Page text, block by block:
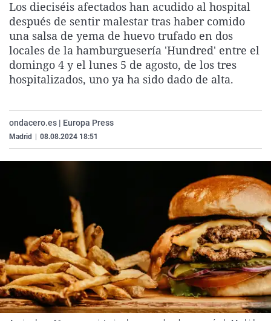
La rosa de los vientos
Gente viajera
Como el perro y el
Caso
Retornados
Equipo de
Operación Viuda
Extremadura
Galicia
La Rioja
Navarra
Virales
Televisión
Elecciones
Los dieciséis afectados han acudido al hospital
después de sentir malestar tras haber comido
una salsa de yema de huevo trufado en dos
locales de la hamburguesería 'Hundred' entre el
domingo 4 y el lunes 5 de agosto, de los tres
hospitalizados, uno ya ha sido dado de alta.
ondacero.es | Europa Press
Madrid 08.08.2024 18:51